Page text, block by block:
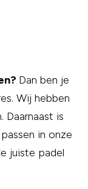
Dan ben je
Wij hebben
Daarnaast is
in onze
juiste padel